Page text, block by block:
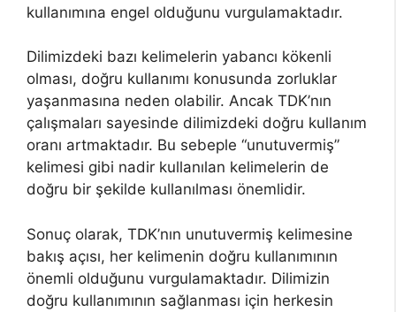
kullanımına engel olduğunu vurgulamaktadır.
Dilimizdeki bazı kelimelerin yabancı kökenli
olması, doğru kullanımı konusunda zorluklar
yaşanmasına neden olabilir. Ancak TDK’nın
çalışmaları sayesinde dilimizdeki doğru kullanım
oranı artmaktadır. Bu sebeple “unutuvermiş”
kelimesi gibi nadir kullanılan kelimelerin de
doğru bir şekilde kullanılması önemlidir.
Sonuç olarak, TDK’nın unutuvermiş kelimesine
bakış açısı, her kelimenin doğru kullanımının
önemli olduğunu vurgulamaktadır. Dilimizin
doğru kullanımının sağlanması için herkesin